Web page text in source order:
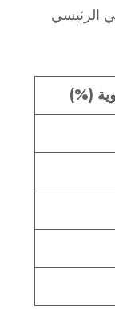
الرئيسي
(%)